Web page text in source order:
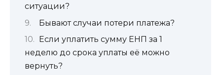
ситуации?
Бывают случаи потери платежа?
Если уплатить сумму ЕНП за 1
неделю до срока уплаты её можно
вернуть?